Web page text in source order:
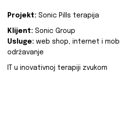
Projekt: Sonic Pills terapija
Klijent: Sonic Group
Usluge: web shop, internet i
održavanje
IT u inovativnoj terapiji zvukom